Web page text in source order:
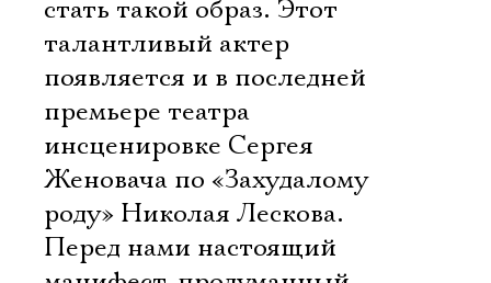
стать такой образ. Этот
талантливый актер
появляется и в последней
премьере театра 
инсценировке Сергея
Женовача по «Захудалому
роду» Николая Лескова.
Перед нами настоящий